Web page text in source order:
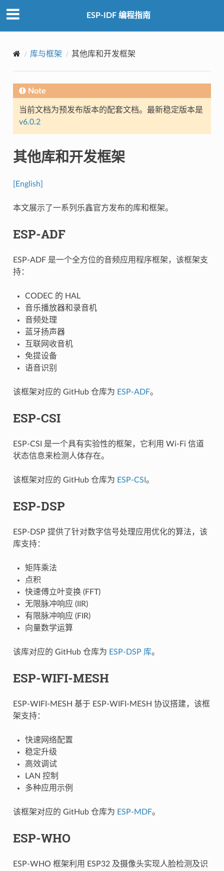
ESP-IDF 编程指南
库与框架 其他库和开发框架
Note
当前文档为预发布版本的配套文档。最新稳定版本是
v6.0.2
其他库和开发框架
[English]
本文展示了一系列乐鑫官方发布的库和框架。
ESP-ADF
ESP-ADF 是一个全方位的音频应用程序框架，该框架支
持：
CODEC 的 HAL
音乐播放器和录音机
音频处理
蓝牙扬声器
互联网收音机
免提设备
语音识别
该框架对应的 GitHub 仓库为 ESP-ADF。
ESP-CSI
ESP-CSI 是一个具有实验性的框架，它利用 Wi-Fi 信道
状态信息来检测人体存在。
该框架对应的 GitHub 仓库为 ESP-CSI 。
ESP-DSP
ESP-DSP 提供了针对数字信号处理应用优化的算法，该
库支持：
矩阵乘法
点积
快速傅立叶变换 (FFT)
无限脉冲响应 (IIR)
有限脉冲响应 (FIR)
向量数学运算
该库对应的 GitHub 仓库为 ESP-DSP 库。
ESP-WIFI-MESH
ESP-WIFI-MESH 基于 ESP-WIFI-MESH 协议搭建，该框
架支持：
快速网络配置
稳定升级
高效调试
LAN 控制
多种应用示例
该框架对应的 GitHub 仓库为 ESP-MDF。
ESP-WHO
ESP-WHO 框架利用 ESP32 及摄像头实现人脸检测及识